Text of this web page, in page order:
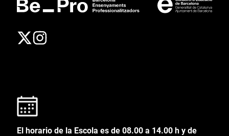
El horario de la Escola es de 08.00 a 14.00 h y de